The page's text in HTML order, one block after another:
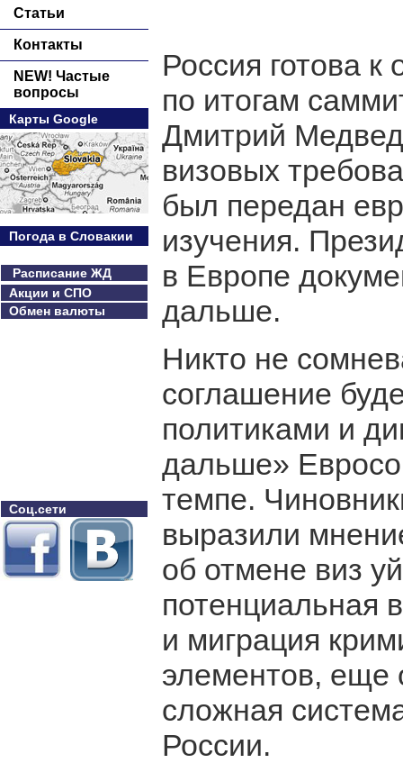
Статьи
Контакты
NEW! Частые
вопросы
Карты Google
Погода в Словакии
Расписание ЖД
Акции и СПО
Обмен валюты
Соц.сети
Россия готова
по итогам
Дмитрий
визовых
был передан
изучения.
в Европе
дальше.
Никто не
соглашение
политиками и
дальше»
темпе.
выразили
об отмене виз
потенциальная
и миграция
элементов, еще
сложная
России.